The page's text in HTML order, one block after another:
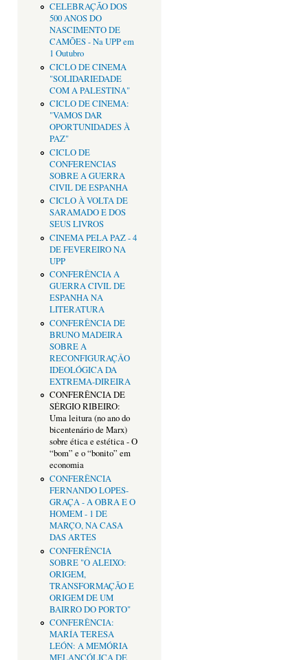
CELEBRAÇÃO DOS
500 ANOS DO
NASCIMENTO DE
CAMÕES - Na UPP em
1 Outubro
CICLO DE CINEMA
"SOLIDARIEDADE
COM A PALESTINA"
CICLO DE CINEMA:
"VAMOS DAR
OPORTUNIDADES À
PAZ"
CICLO DE
CONFERENCIAS
SOBRE A GUERRA
CIVIL DE ESPANHA
CICLO À VOLTA DE
SARAMADO E DOS
SEUS LIVROS
CINEMA PELA PAZ - 4
DE FEVEREIRO NA
UPP
CONFERÊNCIA A
GUERRA CIVIL DE
ESPANHA NA
LITERATURA
CONFERÊNCIA DE
BRUNO MADEIRA
SOBRE A
RECONFIGURAÇÂO
IDEOLÓGICA DA
EXTREMA-DIREIRA
CONFERÊNCIA DE
SÉRGIO RIBEIRO:
Uma leitura (no ano do
bicentenário de Marx)
sobre ética e estética - O
“bom” e o “bonito” em
economia
CONFERÊNCIA
FERNANDO LOPES-
GRAÇA - A OBRA E O
HOMEM - 1 DE
MARÇO, NA CASA
DAS ARTES
CONFERÊNCIA
SOBRE "O ALEIXO:
ORIGEM,
TRANSFORMAÇÃO E
ORIGEM DE UM
BAIRRO DO PORTO"
CONFERÊNCIA:
MARÍA TERESA
LEÓN: A MEMÓRIA
MELANCÓLICA DE